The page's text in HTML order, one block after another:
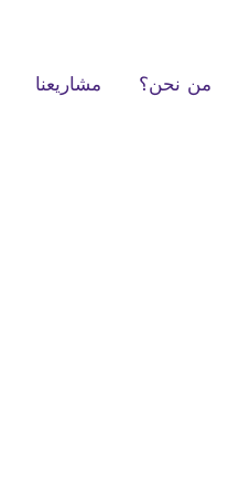
من نحن؟ مشاريعنا